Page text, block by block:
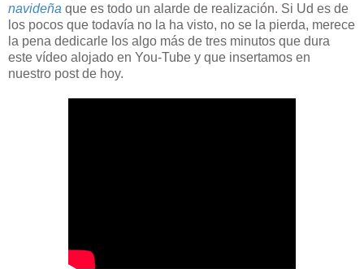
navideña que es todo un alarde de realización. Si Ud es de
los pocos que todavía no la ha visto, no se la pierda, merece
la pena dedicarle los algo más de tres minutos que dura
este vídeo alojado en You-Tube y que insertamos en
nuestro post de hoy.